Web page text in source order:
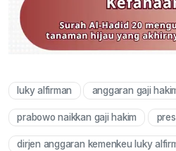
luky alfirman anggaran gaji
prabowo naikkan gaji hakim
dirjen anggaran kemenkeu luky